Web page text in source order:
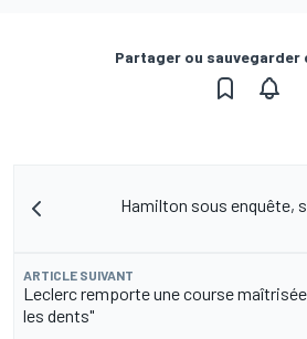
Partager ou
Hamilton sous enquête,
ARTICLE SUIVANT
Leclerc remporte une course
les dents"